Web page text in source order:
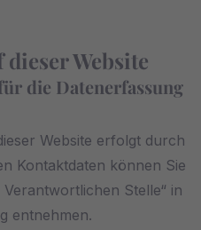
Website
die Datenerfassung
Website erfolgt durch
Kontaktdaten können Sie
Stelle“ in
entnehmen.